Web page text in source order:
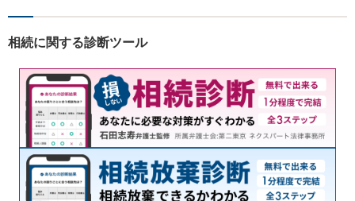
相続に関する診断ツール